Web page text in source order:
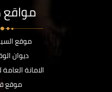
موقع
ديوان
الامانة
موقع